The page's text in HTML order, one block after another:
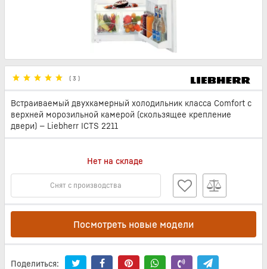
( 3 )
Встраиваемый двухкамерный холодильник класса Comfort с
верхней морозильной камерой (скользящее крепление
двери) — Liebherr ICTS 2211
Нет на складе
Снят с производства
Посмотреть новые модели
Поделиться: